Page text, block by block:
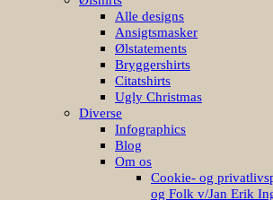
Alle designs
Ansigtsmasker
Ølstatements
Bryggershirts
Citatshirts
Ugly Christmas
Diverse
Infographics
Blog
Om os
Cookie- og
og Folk v/Jan Erik